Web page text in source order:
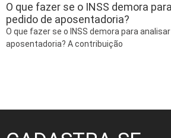
O que fazer se o INSS demora
pedido de aposentadoria?
O que fazer se o INSS demora para
aposentadoria? A contribuição